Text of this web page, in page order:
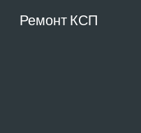
Ремонт КСП